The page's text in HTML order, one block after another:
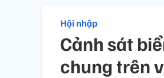
Hội nhập
Cảnh sát
chung trên